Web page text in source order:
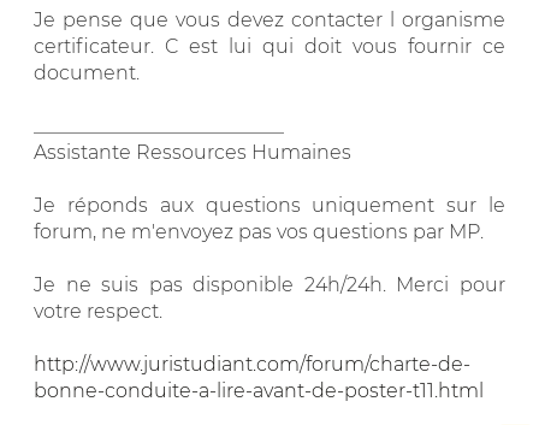
Je pense que vous devez contacter l organisme
certificateur. C est lui qui doit vous fournir ce
document.
Assistante Ressources Humaines
Je réponds aux questions uniquement sur le
forum, ne m'envoyez pas vos questions par MP.
Je ne suis pas disponible 24h/24h. Merci pour
votre respect.
http://www.juristudiant.com/forum/charte-de-
bonne-conduite-a-lire-avant-de-poster-t11.html